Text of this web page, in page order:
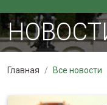
Главная Все новости